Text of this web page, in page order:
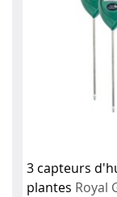
3 capteurs
plantes Royal